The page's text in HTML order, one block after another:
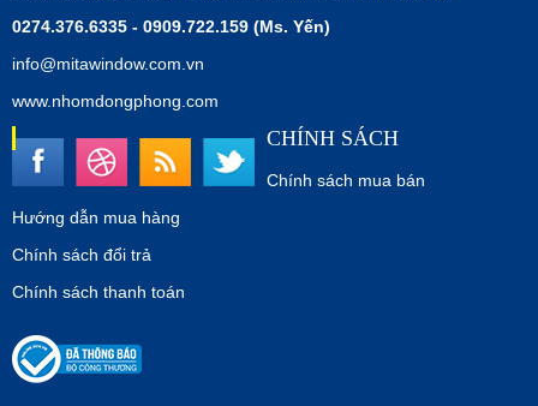
0274.376.6335 - 0909.722.159 (Ms. Yến)
info@mitawindow.com.vn
www.nhomdongphong.com
CHÍNH SÁCH
Chính sách mua bán
Hướng dẫn mua hàng
Chính sách đổi trả
Chính sách thanh toán